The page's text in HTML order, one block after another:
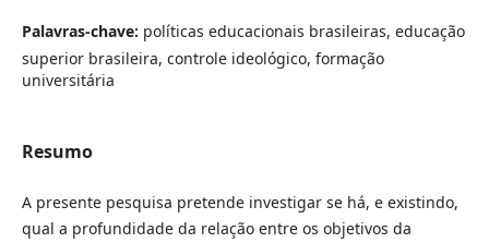
Palavras-chave: políticas educacionais brasileiras, educação
superior brasileira, controle ideológico, formação
universitária
Resumo
A presente pesquisa pretende investigar se há, e existindo,
qual a profundidade da relação entre os objetivos da